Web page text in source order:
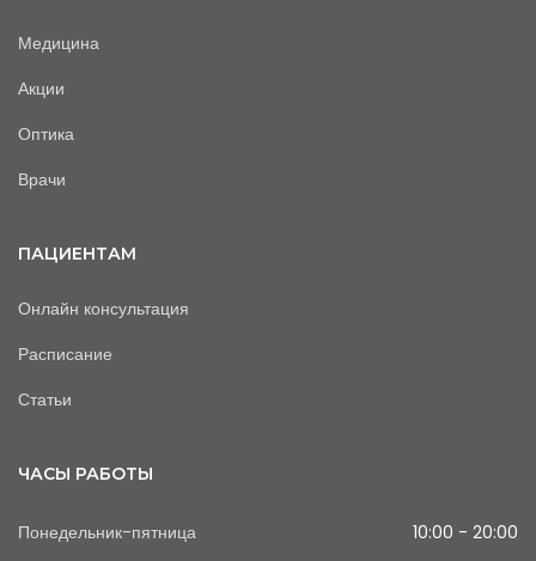
Медицина
Акции
Оптика
Врачи
ПАЦИЕНТАМ
Онлайн консультация
Расписание
Статьи
ЧАСЫ РАБОТЫ
Понедельник-пятница 10:00 - 20:00